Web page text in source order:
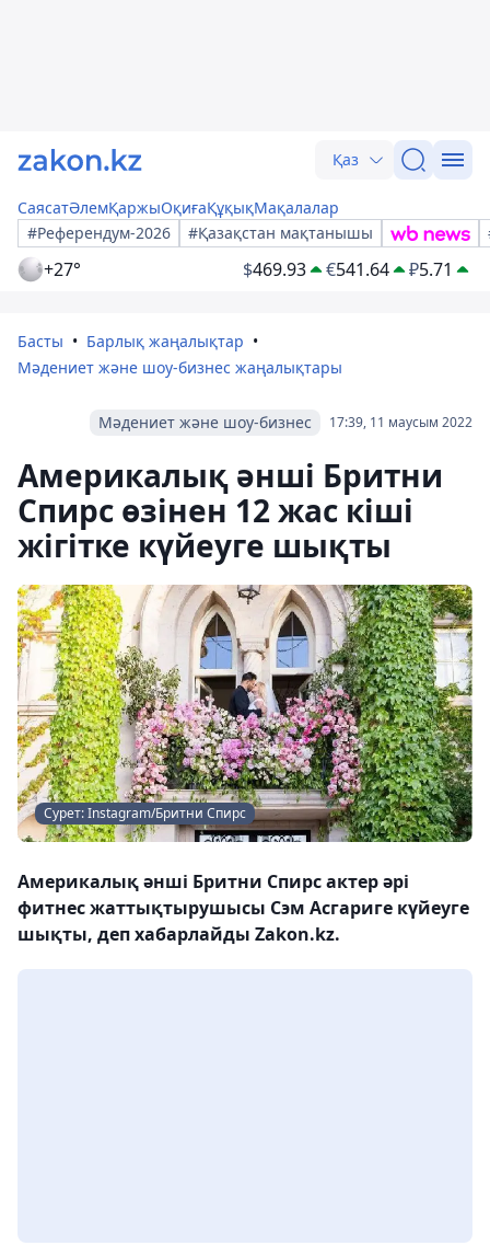
Қаз
СаясатӘлемҚаржыОқиғаҚұқықМақалалар
#Референдум-2026
#Қазақстан мақтанышы
+27° $469.93 €541.64 ₽5.71
Басты
Барлық жаңалықтар
Мәдениет және шоу-бизнес жаңалықтары
17:39, 11 маусым 2022
Мәдениет және шоу-бизнес
Америкалық әнші Бритни
Спирс өзінен 12 жас кіші
жігітке күйеуге шықты
Сурет: Instagram/Бритни Спирс
Америкалық әнші Бритни Спирс актер әрі
фитнес жаттықтырушысы Сэм Асгариге күйеуге
шықты, деп хабарлайды Zakon.kz.